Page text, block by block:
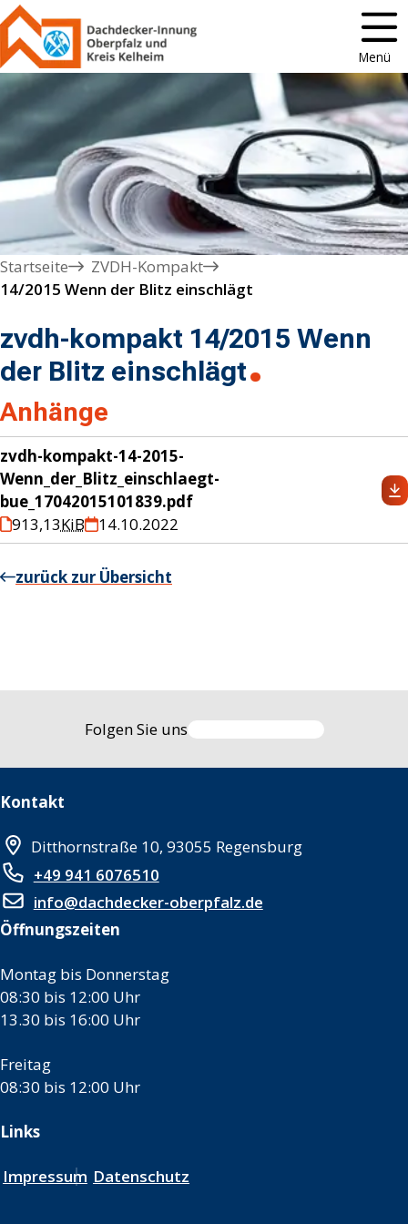
Menü
Startseite
ZVDH-Kompakt
14/2015 Wenn der Blitz einschlägt
zvdh-kompakt 14/2015 Wenn
der Blitz einschlägt
Anhänge
zvdh-kompakt-14-2015-
Wenn_der_Blitz_einschlaegt-
bue_17042015101839.pdf
913,13KiB 14.10.2022
zurück zur Übersicht
Folgen Sie uns
Kontakt
Ditthornstraße 10, 93055 Regensburg
+49 941 6076510
info@dachdecker-oberpfalz.de
Öffnungszeiten
Montag bis Donnerstag
08:30 bis 12:00 Uhr
13.30 bis 16:00 Uhr
Freitag
08:30 bis 12:00 Uhr
Links
Impressum Datenschutz